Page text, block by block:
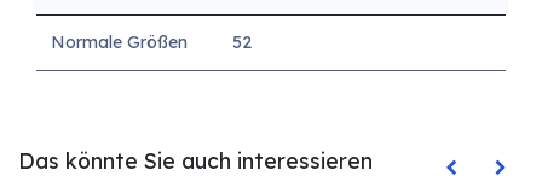
Normale Größen 52
Das könnte Sie auch interessieren